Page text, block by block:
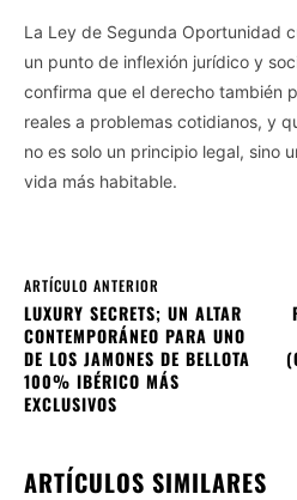
La Ley de Segunda Oportunidad
un punto de inflexión jurídico y
confirma que el derecho también
reales a problemas cotidianos, y
no es solo un principio legal, sino
vida más habitable.
ARTÍCULO ANTERIOR
LUXURY SECRETS; UN ALTAR
CONTEMPORÁNEO PARA UNO
DE LOS JAMONES DE BELLOTA
100% IBÉRICO MÁS
EXCLUSIVOS
ARTÍCULOS SIMILARES